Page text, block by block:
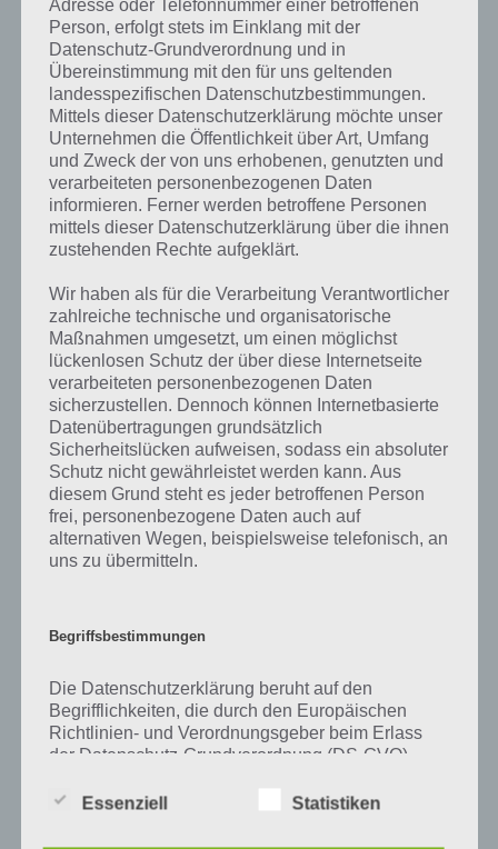
Kurze Begriffserklärung zur Lösung Weiß
Weiß ist die Lösung für das tägliche Rätsel am 24.9.2022 in 4 Bilder 1
Wort, doch welche Bedeutung hat dieses eigentlich und was gibt es
dazu zu wissen? Passt das Wort auch zu Die Welt der Kunst? Zu
kurze Begriffserklärung!
Zu Weiß haben wir zunächst keine weiteren Informationen parat!
Auf WhatsApp teilen Teilen auf Facebook
Tweet auf Twitter
Adresse oder Telefonnummer einer betroffenen
Person, erfolgt stets im Einklang mit der
Datenschutz-Grundverordnung und in
Übereinstimmung mit den für uns geltenden
landesspezifischen Datenschutzbestimmungen.
Mittels dieser Datenschutzerklärung möchte unser
Unternehmen die Öffentlichkeit über Art, Umfang
und Zweck der von uns erhobenen, genutzten und
verarbeiteten personenbezogenen Daten
informieren. Ferner werden betroffene Personen
mittels dieser Datenschutzerklärung über die ihnen
zustehenden Rechte aufgeklärt.
Wir haben als für die Verarbeitung Verantwortlicher
zahlreiche technische und organisatorische
Maßnahmen umgesetzt, um einen möglichst
lückenlosen Schutz der über diese Internetseite
verarbeiteten personenbezogenen Daten
sicherzustellen. Dennoch können Internetbasierte
Datenübertragungen grundsätzlich
Sicherheitslücken aufweisen, sodass ein absoluter
Schutz nicht gewährleistet werden kann. Aus
diesem Grund steht es jeder betroffenen Person
frei, personenbezogene Daten auch auf
alternativen Wegen, beispielsweise telefonisch, an
uns zu übermitteln.
Begriffsbestimmungen
Die Datenschutzerklärung beruht auf den
Begrifflichkeiten, die durch den Europäischen
Richtlinien- und Verordnungsgeber beim Erlass
der Datenschutz-Grundverordnung (DS-GVO)
soll sowohl für die Öffentlichkeit als auch für
lesbar und verständlich sein. Um dies zu
Essenziell Statistiken